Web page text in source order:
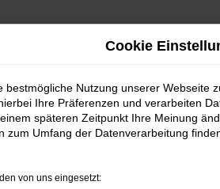
Cookie
bestmögliche Nutzung unserer Webseite
Ihre Präferenzen und verarbeiten
späteren Zeitpunkt Ihre Meinung
zum Umfang der Datenverarbeitung
von uns eingesetzt: